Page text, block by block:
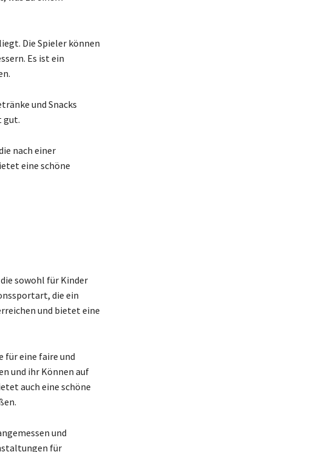
Die Spieler können
Es ist ein
und Snacks
gut.
nach einer
eine schöne
sowohl für Kinder
die ein
und bietet eine
für eine faire und
und ihr Können auf
auch eine schöne
und
für